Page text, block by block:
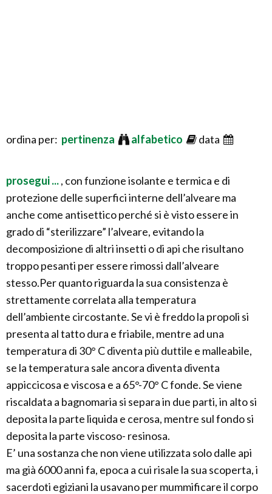
ordina per: pertinenza alfabetico data
prosegui ..., con funzione isolante e termica e di
protezione delle superfici interne dell’alveare ma
anche come antisettico perché si è visto essere in
grado di “sterilizzare” l’alveare, evitando la
decomposizione di altri insetti o di api che risultano
troppo pesanti per essere rimossi dall’alveare
stesso.Per quanto riguarda la sua consistenza è
strettamente correlata alla temperatura
dell’ambiente circostante. Se vi è freddo la propoli si
presenta al tatto dura e friabile, mentre ad una
temperatura di 30° C diventa più duttile e malleabile,
se la temperatura sale ancora diventa diventa
appiccicosa e viscosa e a 65°-70° C fonde. Se viene
riscaldata a bagnomaria si separa in due parti, in alto si
deposita la parte liquida e cerosa, mentre sul fondo si
deposita la parte viscoso- resinosa.
E’ una sostanza che non viene utilizzata solo dalle api
ma già 6000 anni fa, epoca a cui risale la sua scoperta, i
sacerdoti egiziani la usavano per mummificare il corpo